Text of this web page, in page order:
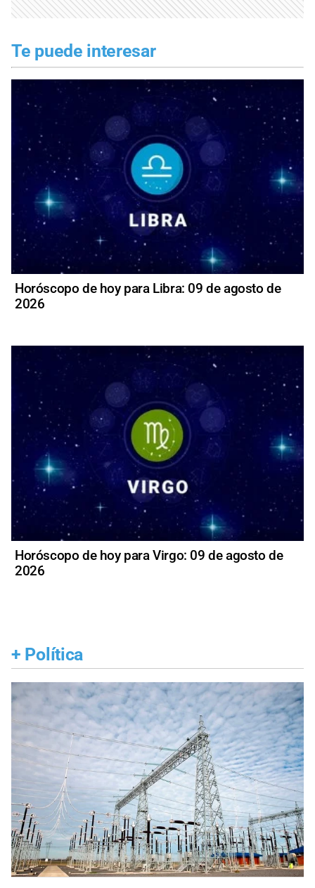
Te puede interesar
Horóscopo de hoy para Libra: 09 de agosto de
2026
Horóscopo de hoy para Virgo: 09 de agosto de
2026
+ Política